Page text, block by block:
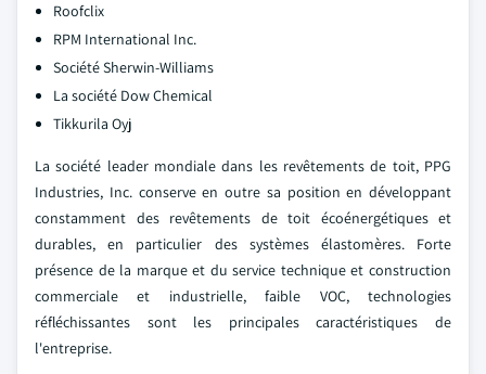
Roofclix
RPM International Inc.
Société Sherwin-Williams
La société Dow Chemical
Tikkurila Oyj
La société leader mondiale dans les revêtements de toit, PPG
Industries, Inc. conserve en outre sa position en développant
constamment des revêtements de toit écoénergétiques et
durables, en particulier des systèmes élastomères. Forte
présence de la marque et du service technique et construction
commerciale et industrielle, faible VOC, technologies
réfléchissantes sont les principales caractéristiques de
l'entreprise.